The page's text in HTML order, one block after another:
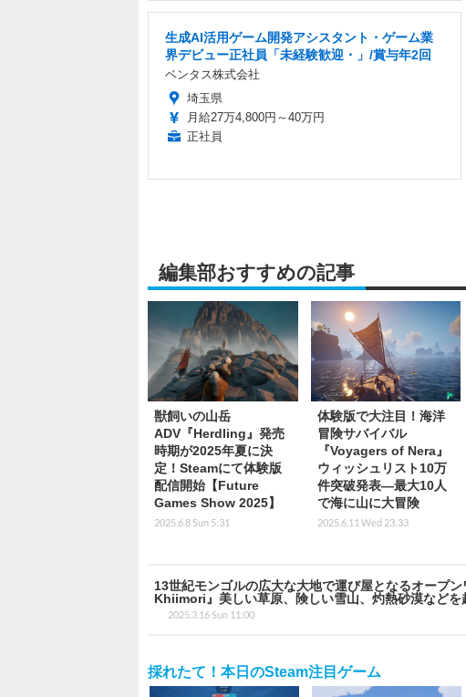
生成AI活用ゲーム開発アシスタント・ゲーム業
界デビュー正社員「未経験歓迎・」/賞与年2回
ベンタス株式会社
埼玉県
月給27万4,800円～40万円
正社員
編集部おすすめの記事
獣飼いの山岳
ADV『Herdling』発売
時期が2025年夏に決
定！Steamにて体験版
配信開始【Future
Games Show 2025】
2025.6.8 Sun 5:31
体験版で大注目！海洋
冒険サバイバル
『Voyagers of Nera』
ウィッシュリスト10万
件突破発表―最大10人
で海に山に大冒険
2025.6.11 Wed 23:33
13世紀モンゴルの広大な大地で運び屋となるオー
Khiimori』美しい草原、険しい雪山、灼熱砂漠などを
2025.3.16 Sun 11:00
採れたて！本日のSteam注目ゲーム